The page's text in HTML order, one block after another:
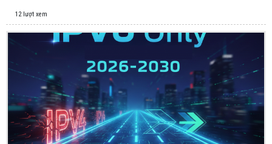
12 lượt xem